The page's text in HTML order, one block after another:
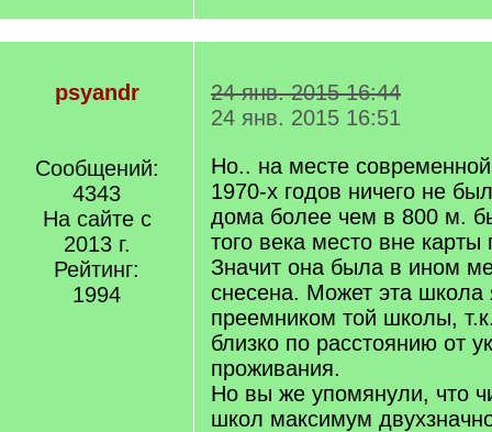
psyandr
Сообщений:
4343
На сайте с
2013 г.
Рейтинг:
1994
24 янв. 2015 16:44
24 янв. 2015 16:51
Но.. на месте
1970-х годов ничего не
дома более чем в 800 м.
того века место вне
Значит она была в ином
снесена. Может эта школа
преемником той школы,
близко по расстоянию от
проживания.
Но вы же упомянули, что
школ максимум